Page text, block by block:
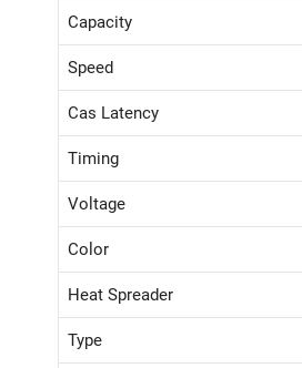
Capacity
Speed
Cas Latency
Timing
Voltage
Color
Heat Spreader
Type